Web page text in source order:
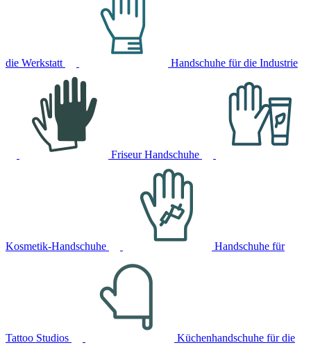
die Werkstatt Handschuhe für die Industrie
Friseur Handschuhe
Kosmetik-Handschuhe Handschuhe für
Tattoo Studios Küchenhandschuhe für die